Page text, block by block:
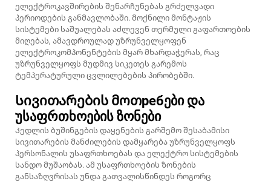
ელექტროკავშირების შენარჩუნებას გრძელვადი
პერიოდების განმავლობაში. მოქნილი მონტაჟის
სისტემები საშუალებას აძლევენ თერმული გაფართოების
მიღებას, ამავდროულად უზრუნველყოფენ
ელექტროკომპონენტების მყარ მხარდაჭერას, რაც
უზრუნველყოფს მუდმივ სიკეთეს გარემოს
ტემპერატურული ცვლილებების პირობებში.
Სივითარების მოთребები და
უსაფრთხოების ზონები
Კედლის ბუშინგების დაყენების გარშემო შესაბამისი
სივითარების მანძილების დამყარება უზრუნველყოფს
პერსონალის უსაფრთხოებას და ელექტრო სისტემების
სანდო მუშაობას. ამ უსაფრთხოების ზონების
განსაზღვრისას უნდა გათვალისწინდეს როგორც